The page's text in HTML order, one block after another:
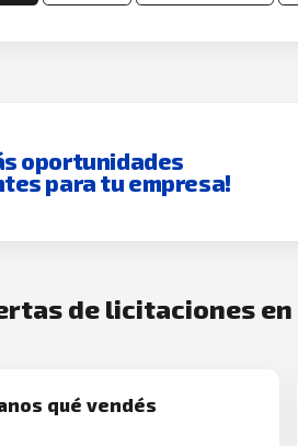
oportunidades
para tu empresa!
de licitaciones en
qué vendés